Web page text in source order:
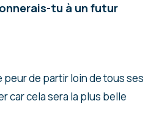
tu à un futur
peur de partir loin de tous ses
car cela sera la plus belle